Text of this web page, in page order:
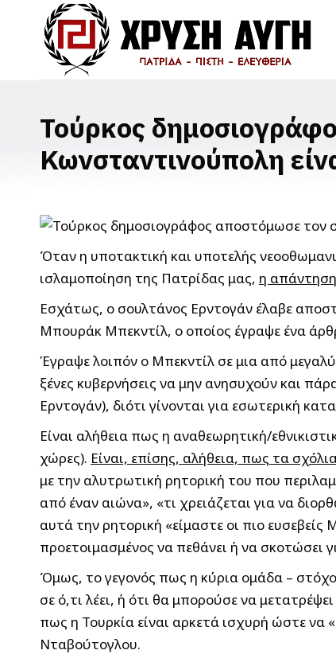
Τούρκος
Κωνσταντινούπολη
Όταν η υποτακτική και υποτελής
ισλαμοποίηση της Πατρίδας μας, η απάντηση
Εσχάτως, ο σουλτάνος Ερντογάν έλαβε
Μπουράκ Μπεκντίλ, ο οποίος έγραψε ένα
Έγραψε λοιπόν ο Μπεκντίλ σε μια από
ξένες κυβερνήσεις να μην ανησυχούν και
Ερντογάν), διότι γίνονται για εσωτερική
Είναι αλήθεια πως η αναθεωρητική/
χώρες). Είναι, επίσης, αλήθεια, πως τα
με την αλυτρωτική ρητορική του που
από έναν αιώνα», «τι χρειάζεται για να
αυτά την ρητορική «είμαστε οι πιο
προετοιμασμένος να πεθάνει ή να σκοτώσει
Όμως, το γεγονός πως η κύρια ομάδα –
σε ό,τι λέει, ή ότι θα μπορούσε να
πως η Τουρκία είναι αρκετά ισχυρή ώστε
Νταβούτογλου.